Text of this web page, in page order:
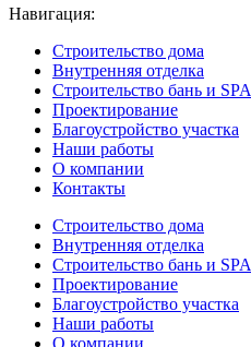
Навигация:
Строительство дома
Внутренняя отделка
Строительство бань и SPA
Проектирование
Благоустройство участка
Наши работы
О компании
Контакты
Строительство дома
Внутренняя отделка
Строительство бань и SPA
Проектирование
Благоустройство участка
Наши работы
О компании